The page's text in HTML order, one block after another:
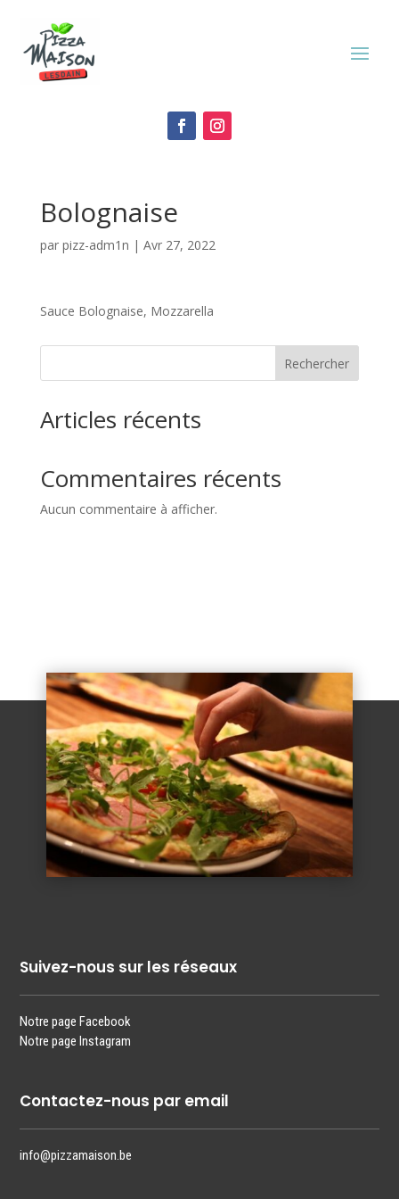
Bolognaise
par pizz-adm1n | Avr 27, 2022
Sauce Bolognaise, Mozzarella
Rechercher
Articles récents
Commentaires récents
Aucun commentaire à afficher.
Suivez-nous sur les réseaux
Notre page Facebook
Notre page Instagram
Contactez-nous par email
info@pizzamaison.be